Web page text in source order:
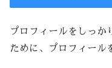
プロフィールをしっか
ために、プロフィール